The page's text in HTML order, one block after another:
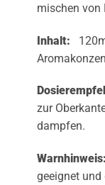
mischen von
Inhalt:
zur
dampfen.
Warnhinweis:
geeignet